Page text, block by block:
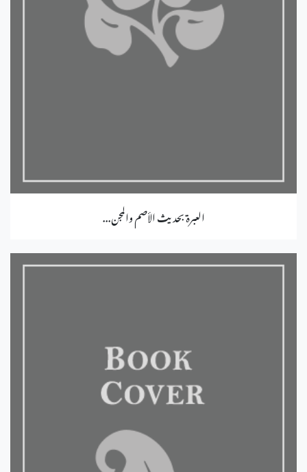
العبرة بحديث الأصم والمجن...